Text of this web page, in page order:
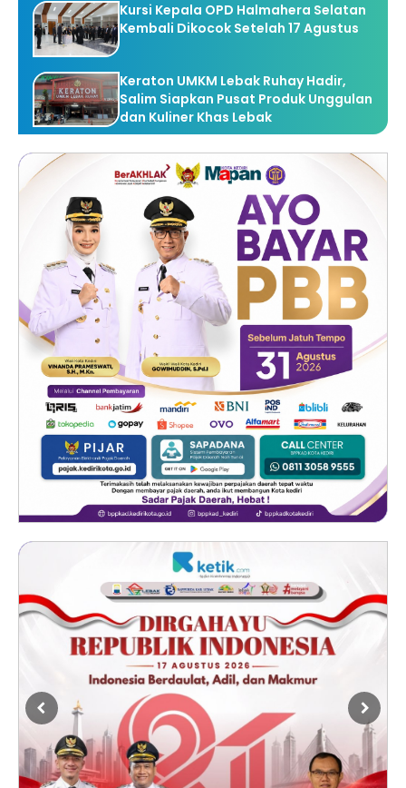
Kursi Kepala OPD Halmahera Selatan
Kembali Dikocok Setelah 17 Agustus
Keraton UMKM Lebak Ruhay Hadir,
Salim Siapkan Pusat Produk Unggulan
dan Kuliner Khas Lebak